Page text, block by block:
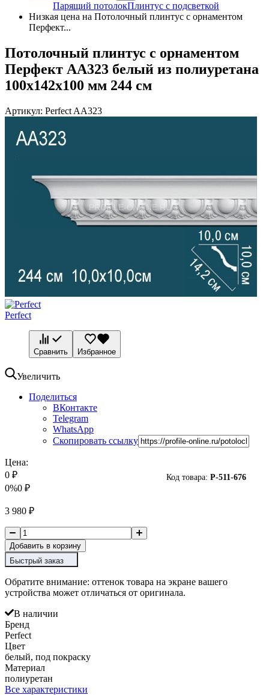
Парящий потолокПлинтус с подсветкой
Низкая цена на Потолочный плинтус с орнаментом
Перфект...
Потолочный плинтус с орнаментом
Перфект AA323 белый из полиуретана
100х142х100 мм 244 см
Артикул: Perfect AA323
Perfect
Сравнить Избранное
Увеличить
Поделиться
ВКонтакте
Telegram
WhatsApp
Скопировать ссылку
Код товара: P-511-676
Цена:
0 ₽
0%0 ₽
3 980 ₽
Добавить в корзину
Быстрый заказ
Обратите внимание: оттенок товара на экране вашего
устройства может отличаться от оригинала.
В наличии
Бренд
Perfect
Цвет
белый, под покраску
Материал
полиуретан
Все характеристики